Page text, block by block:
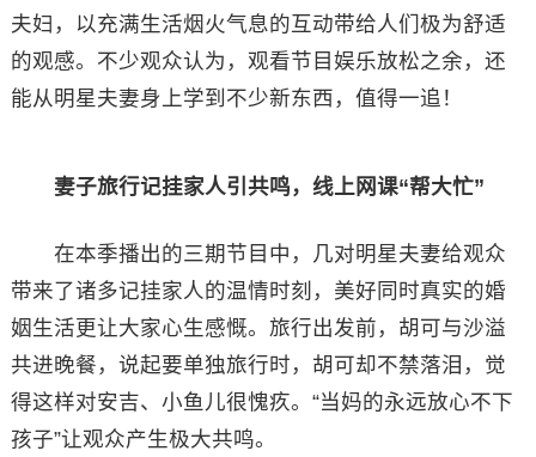
夫妇，以充满生活烟火气息的互动带给人们极为舒适
的观感。不少观众认为，观看节目娱乐放松之余，还
能从明星夫妻身上学到不少新东西，值得一追！
妻子旅行记挂家人引共鸣，线上网课“帮大忙”
在本季播出的三期节目中，几对明星夫妻给观众
带来了诸多记挂家人的温情时刻，美好同时真实的婚
姻生活更让大家心生感慨。旅行出发前，胡可与沙溢
共进晚餐，说起要单独旅行时，胡可却不禁落泪，觉
得这样对安吉、小鱼儿很愧疚。“当妈的永远放心不下
孩子”让观众产生极大共鸣。